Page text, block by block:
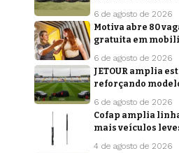
6 de agosto de 2026
Motiva abre 80
gratuita em
6 de agosto de 2026
JETOUR amplia
reforçando
6 de agosto de 2026
Cofap amplia
mais veículos
4 de agosto de 2026